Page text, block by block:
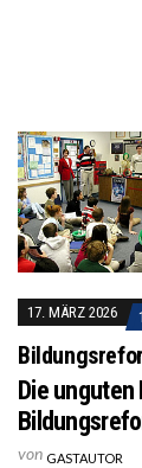
17. MÄRZ 2026 1
Die
von GASTAUTOR